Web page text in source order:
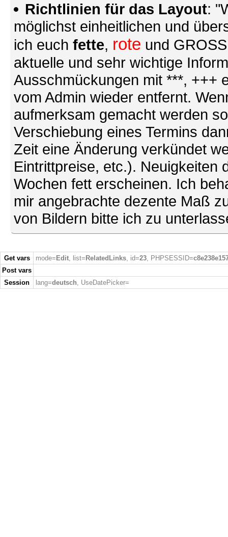
Richtlinien für das Layout:
möglichst einheitlichen und
ich euch fette, rote und
aktuelle und sehr wichtige
Ausschmückungen mit ***, +++
vom Admin wieder entfernt.
aufmerksam gemacht werden
Verschiebung eines Termins
Zeit eine Änderung verkündet
Eintrittpreise, etc.). Neuigkeiten
Wochen fett erscheinen. Ich
mir angebrachte dezente Maß
von Bildern bitte ich zu
Get vars mode= Edit, list= RelatedLinks, id=23, PHPSESSID=
Post vars
Session
lang=deutsch, UseDatePicker=